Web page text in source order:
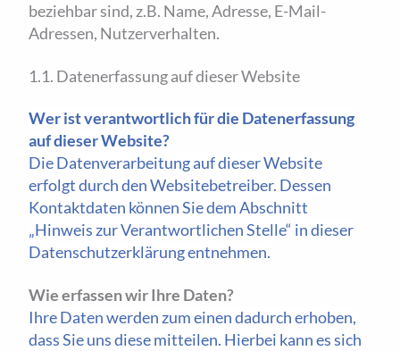
beziehbar sind, z.B. Name, Adresse, E-Mail-
Adressen, Nutzerverhalten.
1.1. Datenerfassung auf dieser Website
Wer ist verantwortlich für die Datenerfassung
auf dieser Website?
Die Datenverarbeitung auf dieser Website
erfolgt durch den Websitebetreiber. Dessen
Kontaktdaten können Sie dem Abschnitt
„Hinweis zur Verantwortlichen Stelle“ in dieser
Datenschutzerklärung entnehmen.
Wie erfassen wir Ihre Daten?
Ihre Daten werden zum einen dadurch erhoben,
dass Sie uns diese mitteilen. Hierbei kann es sich